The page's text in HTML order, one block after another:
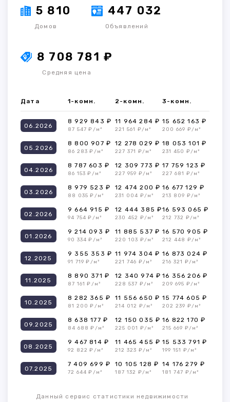
5 810
Домов
447 032
Объявлений
8 708 781 ₽
Средняя цена
Дата 1-комн. 2-комн. 3-комн.
06.2026
8 929 843 ₽
87 547 ₽/м²
11 964 284 ₽
221 561 ₽/м²
15 652 163 ₽
200 669 ₽/м²
05.2026
8 800 907 ₽
86 283 ₽/м²
12 278 029 ₽
227 371 ₽/м²
18 053 101 ₽
231 450 ₽/м²
04.2026
8 787 603 ₽
86 153 ₽/м²
12 309 773 ₽
227 959 ₽/м²
17 759 123 ₽
227 681 ₽/м²
03.2026
8 979 523 ₽
88 035 ₽/м²
12 474 200 ₽
231 004 ₽/м²
16 677 129 ₽
213 809 ₽/м²
02.2026
9 664 915 ₽
94 754 ₽/м²
12 444 385 ₽
230 452 ₽/м²
16 593 065 ₽
212 732 ₽/м²
01.2026
9 214 093 ₽
90 334 ₽/м²
11 885 537 ₽
220 103 ₽/м²
16 570 905 ₽
212 448 ₽/м²
12.2025
9 355 353 ₽
91 719 ₽/м²
11 974 304 ₽
221 746 ₽/м²
16 873 024 ₽
216 321 ₽/м²
11.2025
8 890 371 ₽
87 161 ₽/м²
12 340 974 ₽
228 537 ₽/м²
16 356 206 ₽
209 695 ₽/м²
10.2025
8 282 365 ₽
81 200 ₽/м²
11 556 650 ₽
214 012 ₽/м²
15 774 605 ₽
202 239 ₽/м²
09.2025
8 638 177 ₽
84 688 ₽/м²
12 150 035 ₽
225 001 ₽/м²
16 822 170 ₽
215 669 ₽/м²
08.2025
9 467 814 ₽
92 822 ₽/м²
11 465 455 ₽
212 323 ₽/м²
15 533 791 ₽
199 151 ₽/м²
07.2025
7 409 699 ₽
72 644 ₽/м²
10 105 128 ₽
187 132 ₽/м²
14 176 279 ₽
181 747 ₽/м²
Данный сервис статистики недвижимости